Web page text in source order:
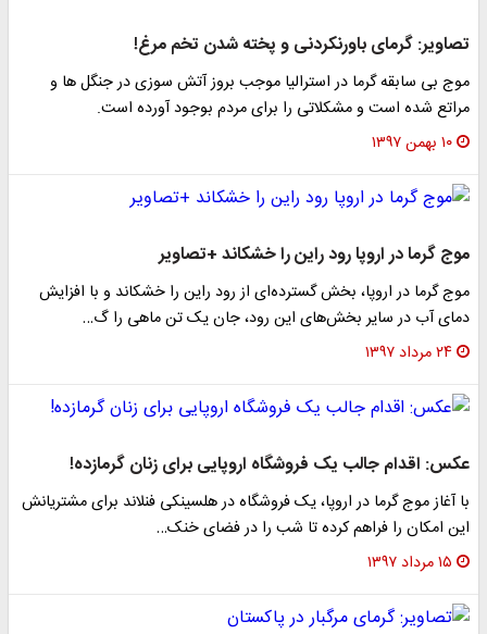
تصاویر: گرمای باورنکردنی و پخته شدن تخم مرغ!
موج بی سابقه گرما در استرالیا موجب بروز آتش سوزی در جنگل ها و
مراتع شده است و مشکلاتی را برای مردم بوجود آورده است.
۱۰ بهمن ۱۳۹۷
موج گرما در اروپا رود راین را خشکاند +تصاویر
موج گرما در اروپا، بخش گسترده‌ای از رود راین را خشکاند و با افزایش
دمای آب در سایر بخش‌های این رود، جان یک تن ماهی را گ…
۲۴ مرداد ۱۳۹۷
عکس: اقدام جالب یک فروشگاه اروپایی برای زنان گرمازده!
با آغاز موج گرما در اروپا، یک فروشگاه در هلسینکی فنلاند برای مشتریانش
این امکان را فراهم کرده تا شب را در فضای خنک…
۱۵ مرداد ۱۳۹۷